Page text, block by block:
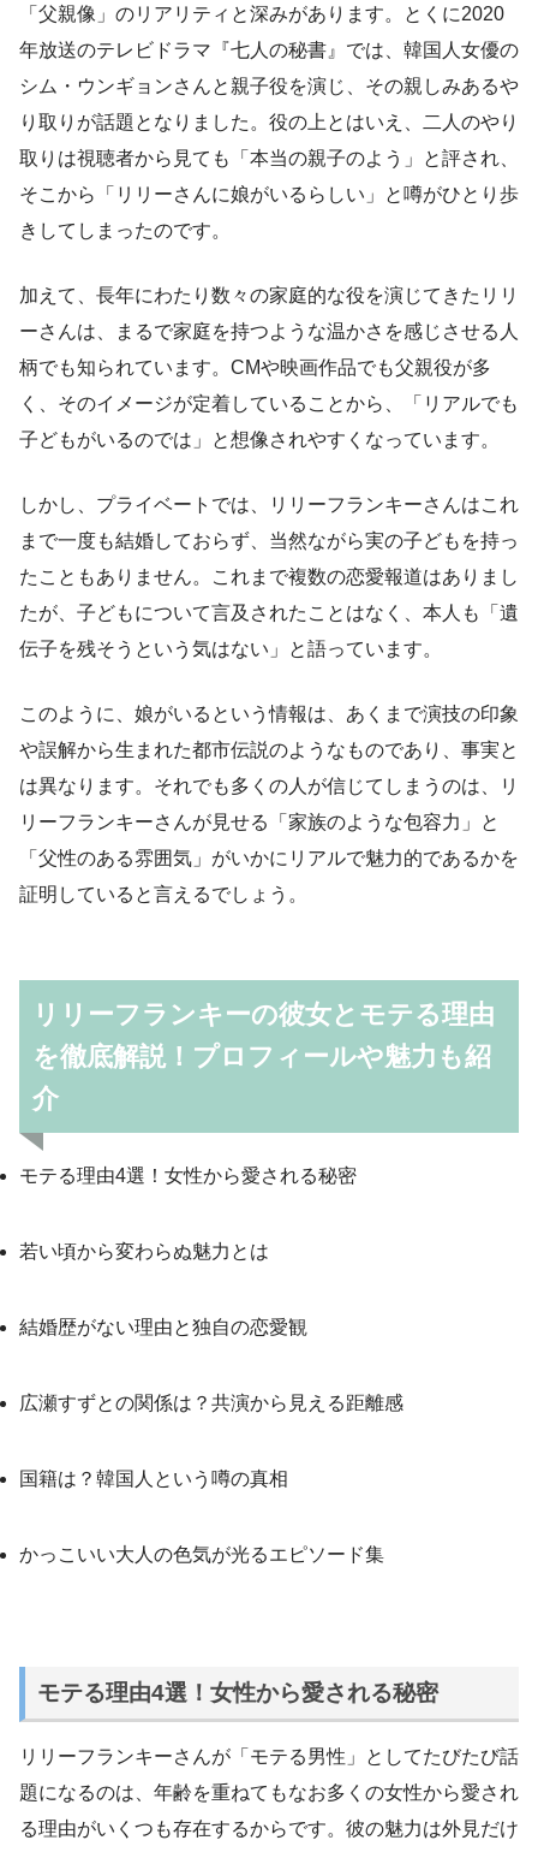
「父親像」のリアリティと深みがあります。とくに2020
年放送のテレビドラマ『七人の秘書』では、韓国人女優の
シム・ウンギョンさんと親子役を演じ、その親しみあるや
り取りが話題となりました。役の上とはいえ、二人のやり
取りは視聴者から見ても「本当の親子のよう」と評され、
そこから「リリーさんに娘がいるらしい」と噂がひとり歩
きしてしまったのです。
加えて、長年にわたり数々の家庭的な役を演じてきたリリ
ーさんは、まるで家庭を持つような温かさを感じさせる人
柄でも知られています。CMや映画作品でも父親役が多
く、そのイメージが定着していることから、「リアルでも
子どもがいるのでは」と想像されやすくなっています。
しかし、プライベートでは、リリーフランキーさんはこれ
まで一度も結婚しておらず、当然ながら実の子どもを持っ
たこともありません。これまで複数の恋愛報道はありまし
たが、子どもについて言及されたことはなく、本人も「遺
伝子を残そうという気はない」と語っています。
このように、娘がいるという情報は、あくまで演技の印象
や誤解から生まれた都市伝説のようなものであり、事実と
は異なります。それでも多くの人が信じてしまうのは、リ
リーフランキーさんが見せる「家族のような包容力」と
「父性のある雰囲気」がいかにリアルで魅力的であるかを
証明していると言えるでしょう。
リリーフランキーの彼女とモテる理由
を徹底解説！プロフィールや魅力も紹
介
モテる理由4選！女性から愛される秘密
若い頃から変わらぬ魅力とは
結婚歴がない理由と独自の恋愛観
広瀬すずとの関係は？共演から見える距離感
国籍は？韓国人という噂の真相
かっこいい大人の色気が光るエピソード集
モテる理由4選！女性から愛される秘密
リリーフランキーさんが「モテる男性」としてたびたび話
題になるのは、年齢を重ねてもなお多くの女性から愛され
る理由がいくつも存在するからです。彼の魅力は外見だけ